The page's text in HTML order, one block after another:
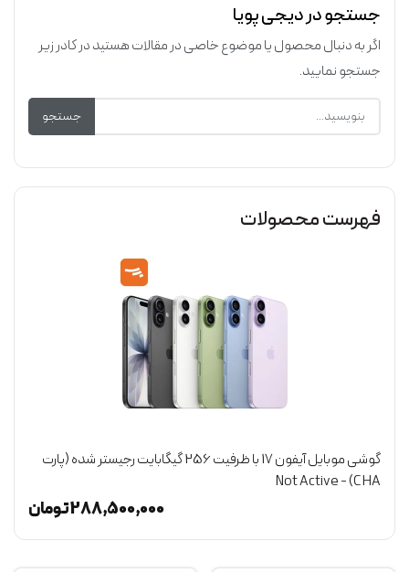
جستجو در دیجی پویا
اگر به دنبال محصول یا موضوع خاصی در مقالات هستید در کادر زیر
جستجو نمایید.
جستجو
فهرست محصولات
گوشی موبایل آیفون 17 با ظرفیت 256 گیگابایت رجیستر شده (پارت
CHA) - Not Active
288,500,000تومان